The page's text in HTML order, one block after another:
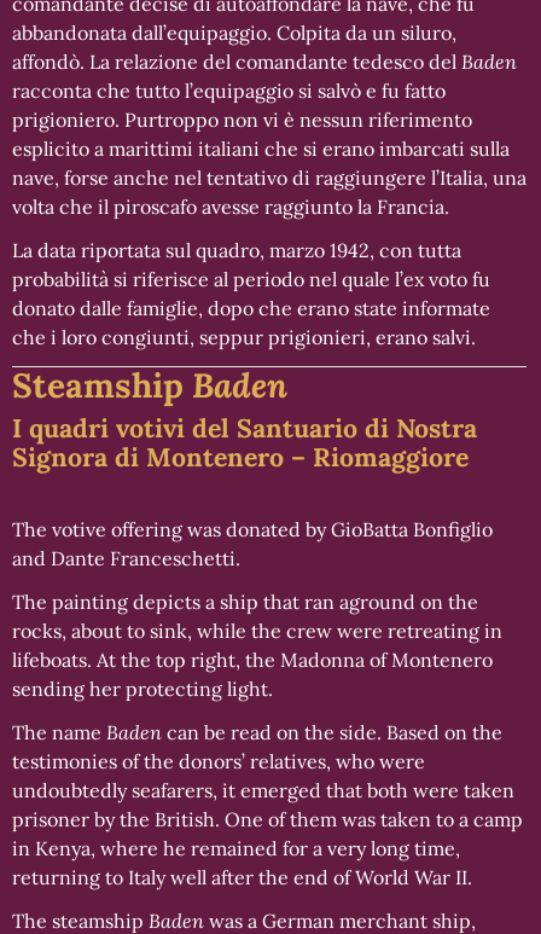
abbandonata dall’equipaggio. Colpita da un siluro,
affondò. La relazione del comandante tedesco del Baden
racconta che tutto l’equipaggio si salvò e fu fatto
prigioniero. Purtroppo non vi è nessun riferimento
esplicito a marittimi italiani che si erano imbarcati sulla
nave, forse anche nel tentativo di raggiungere l’Italia, una
volta che il piroscafo avesse raggiunto la Francia.
La data riportata sul quadro, marzo 1942, con tutta
probabilità si riferisce al periodo nel quale l’ex voto fu
donato dalle famiglie, dopo che erano state informate
che i loro congiunti, seppur prigionieri, erano salvi.
Steamship Baden
I quadri votivi del Santuario di Nostra
Signora di Montenero – Riomaggiore
The votive offering was donated by GioBatta Bonfiglio
and Dante Franceschetti.
The painting depicts a ship that ran aground on the
rocks, about to sink, while the crew were retreating in
lifeboats. At the top right, the Madonna of Montenero
sending her protecting light.
The name Baden can be read on the side. Based on the
testimonies of the donors’ relatives, who were
undoubtedly seafarers, it emerged that both were taken
prisoner by the British. One of them was taken to a camp
in Kenya, where he remained for a very long time,
returning to Italy well after the end of World War II.
The steamship Baden was a German merchant ship,